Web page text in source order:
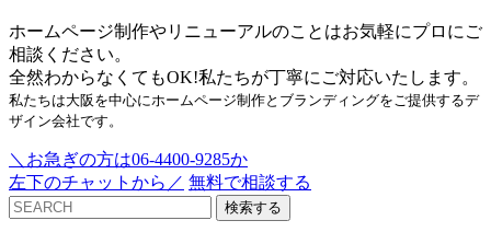
ホームページ制作やリニューアルのことはお気軽にプロにご
相談ください。
全然わからなくてもOK!私たちが丁寧にご対応いたします。
私たちは大阪を中心にホームページ制作とブランディングをご提供するデ
ザイン会社です。
＼お急ぎの方は06-4400-9285か
左下のチャットから／ 無料で相談する
検索する